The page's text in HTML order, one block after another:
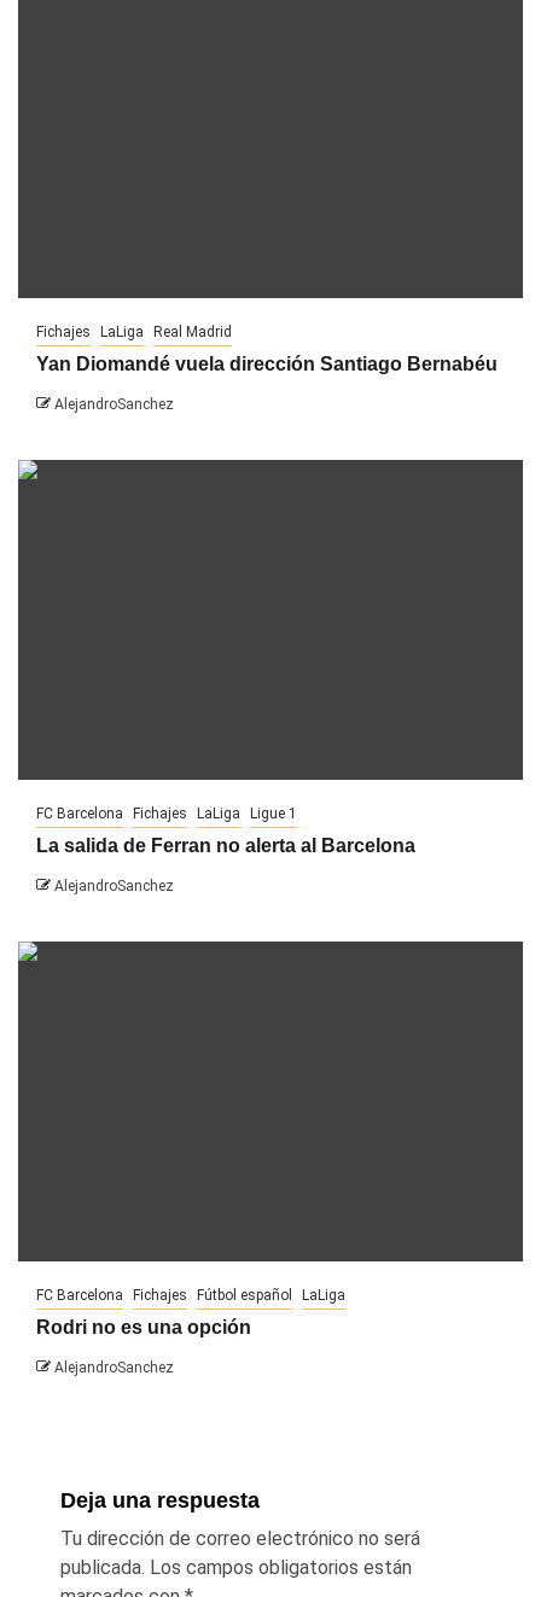
Fichajes LaLiga Real Madrid
Yan Diomandé vuela dirección Santiago Bernabéu
AlejandroSanchez
FC Barcelona Fichajes LaLiga Ligue 1
La salida de Ferran no alerta al Barcelona
AlejandroSanchez
FC Barcelona Fichajes Fútbol español LaLiga
Rodri no es una opción
AlejandroSanchez
Deja una respuesta
Tu dirección de correo electrónico no será
publicada. Los campos obligatorios están